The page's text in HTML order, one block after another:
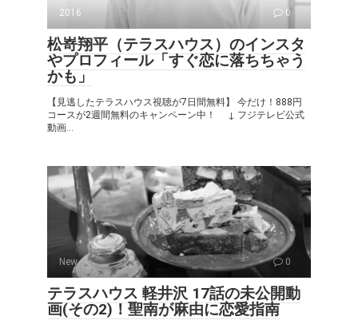
2016 0
松嵜翔平（テラスハウス）のインスタ
やプロフィール「すぐ恋に落ちちゃう
かも」
【見逃したテラスハウス視聴が7日間無料】 今だけ！888円
コースが2週間無料のキャンペーン中！ ↓ フジテレビ公式
動画...
New 0
テラスハウス 軽井沢 17話の未公開動
画(その2)！聖南が麻由に恋愛指南